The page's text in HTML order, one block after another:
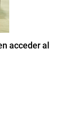
acceder al